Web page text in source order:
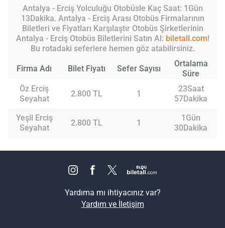
Antalya - Erciş Yolculuğu Otobüsle Kaç Saat: 1Gün
13Dakika. Antalya - Erciş Arası Otobüs Firmalarının
Biletleri ve Fiyatları Karşılaştır Otobüs Şirketlerinin
Antalya - Erciş Otobüs Biletlerini Satın Al: biletall.com!
Bu rotadaki seferlere hemen göz atabilirsiniz.
Firma Adı Bilet Fiyatı Sefer Sayısı
Ortalama
Süre
Öz Erciş
Seyahat
2.800 TL 1
23Saat
57Dakika
Yeşil Erciş
Seyahat
2.800 TL 1
1Gün
30Dakika
Yardıma mı ihtiyacınız var?
Yardım ve İletişim